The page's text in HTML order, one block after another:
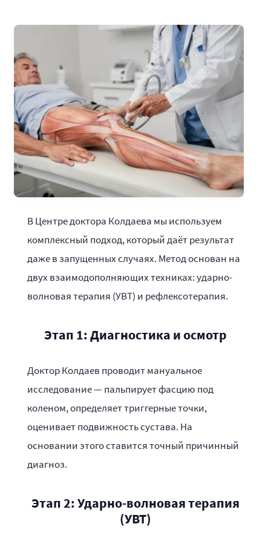
В Центре доктора Колдаева мы используем
комплексный подход, который даёт результат
даже в запущенных случаях. Метод основан на
двух взаимодополняющих техниках: ударно-
волновая терапия (УВТ) и рефлексотерапия.
Этап 1: Диагностика и осмотр
Доктор Колдаев проводит мануальное
исследование — пальпирует фасцию под
коленом, определяет триггерные точки,
оценивает подвижность сустава. На
основании этого ставится точный причинный
диагноз.
Этап 2: Ударно-волновая терапия
(УВТ)